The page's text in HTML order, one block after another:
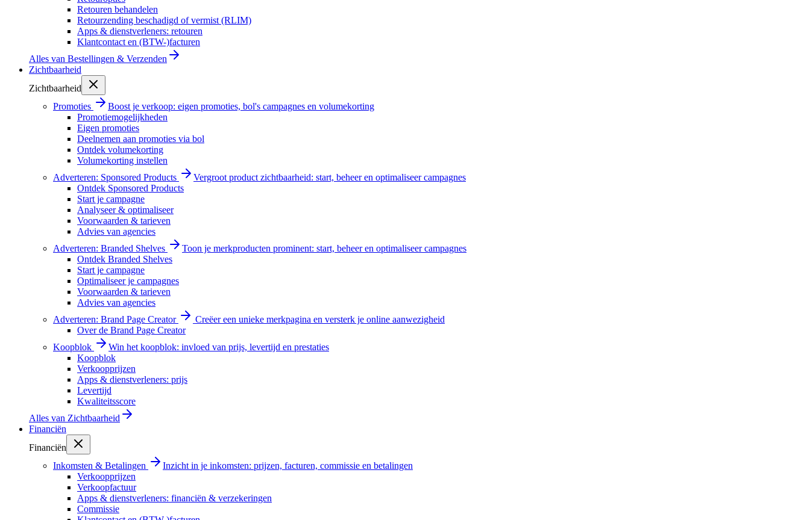
Retouren behandelen
Retourzending beschadigd of vermist (RLIM)
Apps & dienstverleners: retouren
Klantcontact en (BTW-)facturen
Alles van Bestellingen & Verzenden
Zichtbaarheid
Zichtbaarheid
Promoties
Boost je verkoop: eigen promoties, bol's campagnes en volumekorting
Promotiemogelijkheden
Eigen promoties
Deelnemen aan promoties via bol
Ontdek volumekorting
Volumekorting instellen
Adverteren: Sponsored Products
Vergroot product zichtbaarheid: start, beheer en optimaliseer campagnes
Ontdek Sponsored Products
Start je campagne
Analyseer & optimaliseer
Voorwaarden & tarieven
Advies van agencies
Adverteren: Branded Shelves
Toon je merkproducten prominent: start, beheer en optimaliseer campagnes
Ontdek Branded Shelves
Start je campagne
Optimaliseer je campagnes
Voorwaarden & tarieven
Advies van agencies
Adverteren: Brand Page Creator
Creëer een unieke merkpagina en versterk je online aanwezigheid
Over de Brand Page Creator
Koopblok
Win het koopblok: invloed van prijs, levertijd en prestaties
Koopblok
Verkoopprijzen
Apps & dienstverleners: prijs
Levertijd
Kwaliteitsscore
Alles van Zichtbaarheid
Financiën
Financiën
Inkomsten & Betalingen
Inzicht in je inkomsten: prijzen, facturen, commissie en betalingen
Verkoopprijzen
Verkoopfactuur
Apps & dienstverleners: financiën & verzekeringen
Commissie